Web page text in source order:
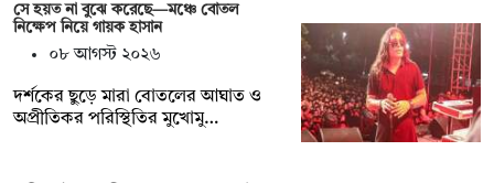
সে হয়ত না ‍বুঝে করেছে—মঞ্চে বোতল
নিক্ষেপ নিয়ে গায়ক হাসান
০৮ আগস্ট ২০২৬
দর্শকের ছুড়ে মারা বোতলের আঘাত ও
অপ্রীতিকর পরিস্থিতির মুখোমু…